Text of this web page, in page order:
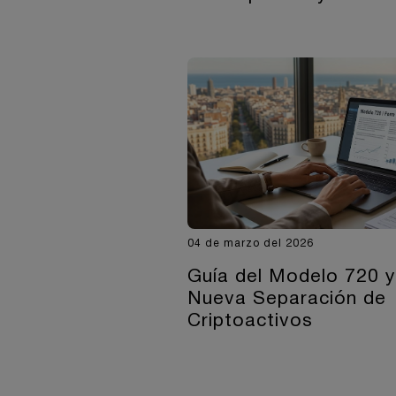
04 de marzo del 2026
Guía del Modelo 720
Nueva Separación de
Criptoactivos